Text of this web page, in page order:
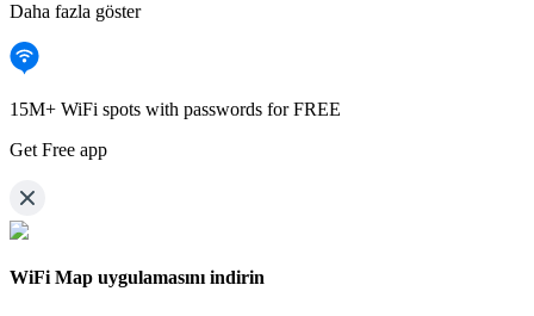
Daha fazla göster
15M+ WiFi spots with passwords for FREE
Get Free app
WiFi Map uygulamasını indirin